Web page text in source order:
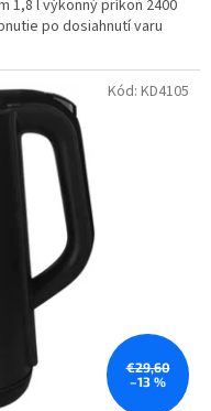
1,8 l výkonný príkon 2400
po dosiahnutí varu
€29,60
–13 %
Kód: KD4105